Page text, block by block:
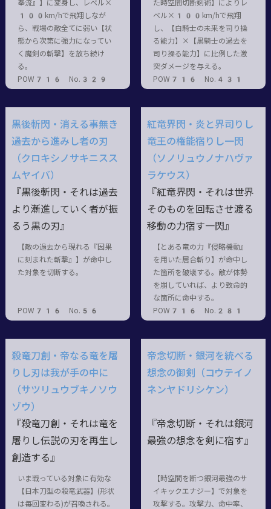
奉流』】に変身し、レベル×
100km/hで飛翔しなが
ら、戦場の敵全てに弱い【状
態から次第に強力になってい
く魔剣の斬撃】を放ち続け
る。
POW716 No.329
た時空間切断剣術】によりレ
ベル×100km/hで飛翔
し、【白騎士の未来を司り操
る能力】×【黒騎士の過去を
司り操る能力】に比例した激
突ダメージを与える。
POW716 No.431
黒後斬閃・消える事無き
過去から進みし者の刃
（クロキシノサキニスス
ムヤイバ）
『黒後斬閃・それは過去
より漸進していく者が振
るう黒の刃』
【敵の過去から現れる『因果
に刻まれた斬撃』】が命中し
た対象を切断する。
POW716 No.56
紅竜界閃・炎と界司りし
竜王の権能宿りし一閃
（ソノリュウノナハヴァ
ラケウス）
『紅竜界閃・それは世界
そのものを回転させ渡る
移動の力宿す一閃』
【とある竜の力『侵略機動』
を用いた居合斬り】が命中し
た箇所を破壊する。敵が体勢
を崩していれば、より致命的
な箇所に命中する。
POW716 No.281
殺竜刀創・帝なる竜を屠
りし刃は我が手の中に
（サツリュウブキノソウ
ゾウ）
『殺竜刀創・それは竜を
屠りし伝説の刃を再生し
創造する』
いま戦っている対象に有効な
【日本刀型の殺竜武器】(形状
は毎回変わる)が召喚される。
帝念切断・銀河を統べる
想念の御剣（コウテイノ
ネンヤドリシケン）
『帝念切断・それは銀河
最強の想念を剣に宿す』
【時空間を断つ銀河最強のサ
イキックエナジー】で対象を
攻撃する。攻撃力、命中率、